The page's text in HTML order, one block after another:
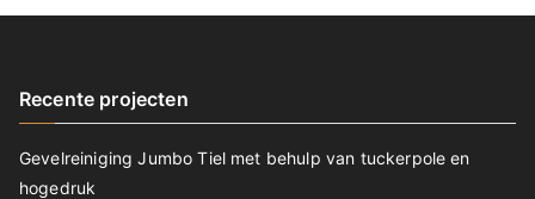
Recente projecten
Gevelreiniging Jumbo Tiel met behulp van tuckerpole en
hogedruk